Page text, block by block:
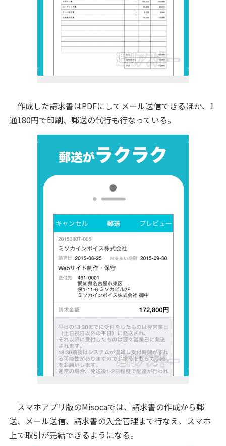
作成した請求書はPDFにしてメール送信できるほか、1
通180円で印刷、郵送の代行も行なっている。
スマホアプリ版のMisocaでは、請求書の作成から郵
送、メール送信、請求書の入金管理まで行なえ、スマホ
上で取引が完結できるようになる。